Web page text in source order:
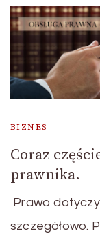
BIZNES
Coraz
prawnika.
Prawo
szczegółowo.